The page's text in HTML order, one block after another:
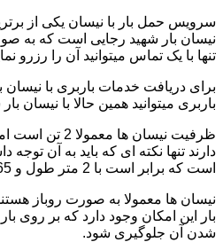
سرویس حمل بار با نیسان یکی از
نیسان بار شهید رجایی است که به
تنها با یک تماس میتوانید آن را رزرو
برای دریافت خدمات باربری با نیسان
باربری میتوانید همین حالا با نیسان
ظرفیت نیسان ها
دارند تنها نکته ای که باید به آن توجه
است که برابر است با 2 متر طول و 1.65 متر عرض.
نیسان ها معمولا به صورت روباز
بار این امکان وجود دارد که بر روی
شدن آن جلوگیری شود.